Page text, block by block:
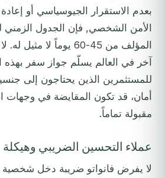
بعدم الاستقرار الجيوسياسي أو إعادة
الأمن الشخصي, فإن الجدول الزمني
المؤلف من 45-60 يوماً لا
آخر في العالم يسلّم جواز سفر بهذه
للمستثمرين الذين يحتاجون إلى
أمان، قد تكون المقايضة في وجهات
مقبولة تماماً.
عملاء التحسين الضريبي وهيكلة
لا يفرض فانواتو ضريبة دخل